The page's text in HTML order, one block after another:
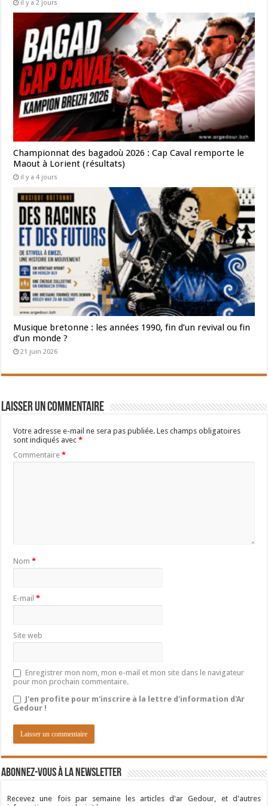
il y a 2 jours
Championnat des bagadoù 2026 : Cap Caval remporte le
Maout à Lorient (résultats)
il y a 4 jours
Musique bretonne : les années 1990, fin d’un revival ou fin
d’un monde ?
21 juin 2026
Laisser un commentaire
Votre adresse e-mail ne sera pas publiée. Les champs obligatoires
sont indiqués avec*
Commentaire*
Nom*
E-mail*
Site web
Enregistrer mon nom, mon e-mail et mon site dans le navigateur
pour mon prochain commentaire.
J'en profite pour m'inscrire à la lettre d'information d'Ar
Gedour !
Abonnez-vous à la newsletter
Recevez une fois par semaine les articles d'ar Gedour, et d'autres